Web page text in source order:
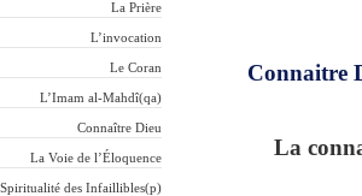
La Prière
L’invocation
Le Coran
L’Imam al-Mahdî(qa)
Connaître Dieu
La Voie de l’Éloquence
Spiritualité des Infaillibles(p)
Connaitre
La